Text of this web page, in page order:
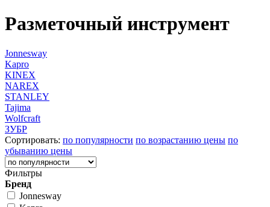
Разметочный инструмент
Jonnesway
Kapro
KINEX
NAREX
STANLEY
Tajima
Wolfcraft
ЗУБР
Сортировать: по популярности по возрастанию цены по
убыванию цены
Фильтры
Бренд
Jonnesway